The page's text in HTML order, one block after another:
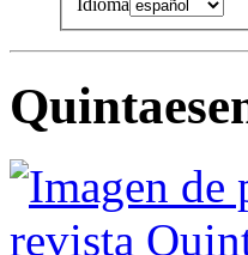
Idioma